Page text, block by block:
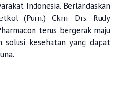
Indonesia. Berlandaskan
(Purn.) Ckm. Drs. Rudy
terus bergerak maju
solusi kesehatan yang dapat